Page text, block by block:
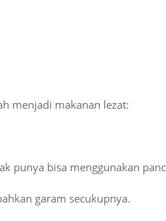
menjadi makanan lezat:
punya bisa menggunakan
garam secukupnya.